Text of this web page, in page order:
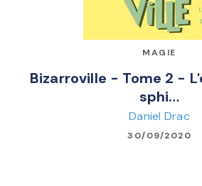
MAGIE
Bizarroville - Tome 2 -
sphi…
Daniel Drac
30/09/2020